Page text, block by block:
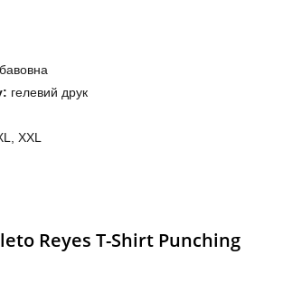
гелевий друк
XXL
Reyes T-Shirt Punching